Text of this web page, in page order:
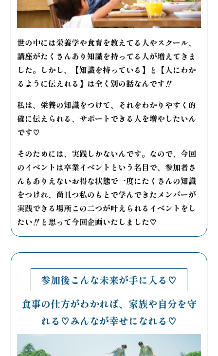
世の中には栄養学や食育を教えてる人やスクール、
講座がたくさんあり知識を持ってる人が増えてきま
した。 しかし、【知識を持っている】と【人にわか
るように伝えれる】は全く別の話なんです‼️
私は、栄養の知識をつけて、それをわかりやすく的
確に伝えられる、サポートできる人を増やしたいん
です♡
そのためには、実践しかないんです。なので、今回
のイベントは卒業イベントという名目で、参加者さ
んもありえないお得な状態で一度にたくさんの知識
をつけれ、尚且つ私のもとで学んできたメンバーが
実践できる場所この二つが叶えられるイベントをし
たい‼️と思って今回企画いたしました♡
参加後こんな未来が手に入る♡
食事の仕方がわかれば、家族や自分を守
れる♡みんなが幸せになれる♡